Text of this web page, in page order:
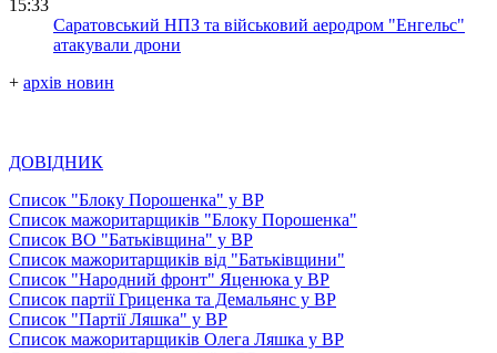
15:33
Саратовський НПЗ та військовий аеродром "Енгельс"
атакували дрони
+ архів новин
ДОВІДНИК
Список "Блоку Порошенка" у ВР
Список мажоритарщиків "Блоку Порошенка"
Список ВО "Батьківщина" у ВР
Список мажоритарщиків від "Батьківщини"
Список "Народний фронт" Яценюка у ВР
Список партії Гриценка та Демальянс у ВР
Список "Партії Ляшка" у ВР
Список мажоритарщиків Олега Ляшка у ВР